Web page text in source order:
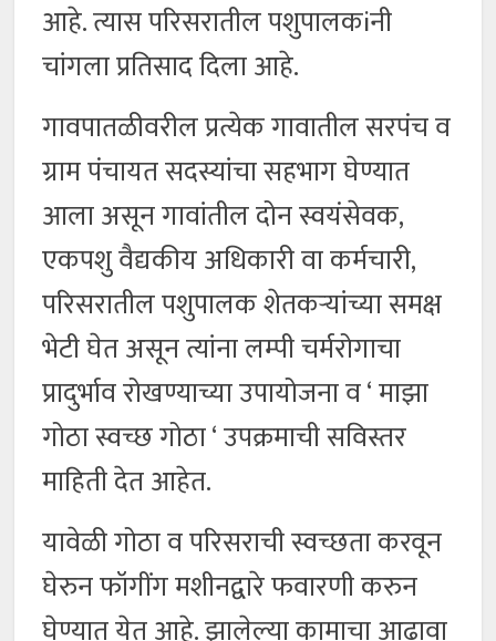
आहे. त्यास परिसरातील पशुपालकiनी
चांगला प्रतिसाद दिला आहे.
गावपातळीवरील प्रत्येक गावातील सरपंच व
ग्राम पंचायत सदस्यांचा सहभाग घेण्यात
आला असून गावांतील दोन स्वयंसेवक,
एकपशु वैद्यकीय अधिकारी वा कर्मचारी,
परिसरातील पशुपालक शेतकऱ्यांच्या समक्ष
भेटी घेत असून त्यांना लम्पी चर्मरोगाचा
प्रादुर्भाव रोखण्याच्या उपायोजना व ‘ माझा
गोठा स्वच्छ गोठा ‘ उपक्रमाची सविस्तर
माहिती देत आहेत.
यावेळी गोठा व परिसराची स्वच्छता करवून
घेरुन फॉगींग मशीनद्वारे फवारणी करुन
घेण्यात येत आहे. झालेल्या कामाचा आढावा